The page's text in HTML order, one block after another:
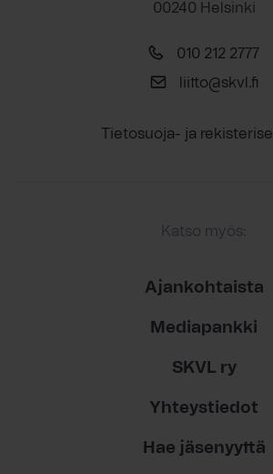
00240 Helsinki
010 212 2777
liitto@skvl.fi
Tietosuoja- ja
Katso myös:
Ajankohtaista
Mediapankki
SKVL ry
Yhteystiedot
Hae jäsenyyttä